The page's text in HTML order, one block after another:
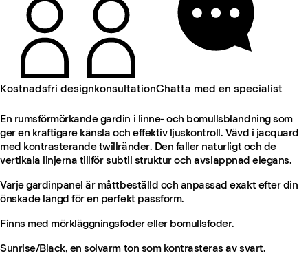
Kostnadsfri designkonsultationChatta med en specialist
En rumsförmörkande gardin i linne- och bomullsblandning som
ger en kraftigare känsla och effektiv ljuskontroll. Vävd i jacquard
med kontrasterande twillränder. Den faller naturligt och de
vertikala linjerna tillför subtil struktur och avslappnad elegans.
Varje gardinpanel är måttbeställd och anpassad exakt efter din
önskade längd för en perfekt passform.
Finns med mörkläggningsfoder eller bomullsfoder.
Sunrise/Black, en solvarm ton som kontrasteras av svart.